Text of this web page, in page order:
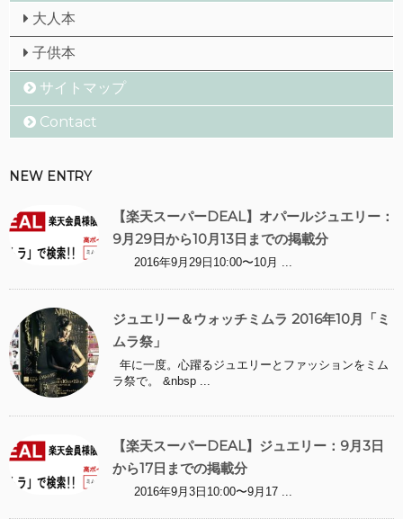
大人本
子供本
サイトマップ
Contact
NEW ENTRY
【楽天スーパーDEAL】オパールジュエリー：
9月29日から10月13日までの掲載分
2016年9月29日10:00〜10月 ...
ジュエリー＆ウォッチミムラ 2016年10月「ミ
ムラ祭」
年に一度。心躍るジュエリーとファッションをミム
ラ祭で。 &nbsp ...
【楽天スーパーDEAL】ジュエリー：9月3日
から17日までの掲載分
2016年9月3日10:00〜9月17 ...